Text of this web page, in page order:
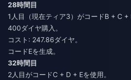
28時間目
1人目（現在ティア3）がコードB + C +
400ダイヤ購入。
コスト: 247.86ダイヤ。
コードEを生成。
32時間目
2人目がコードC + D + Eを使用。